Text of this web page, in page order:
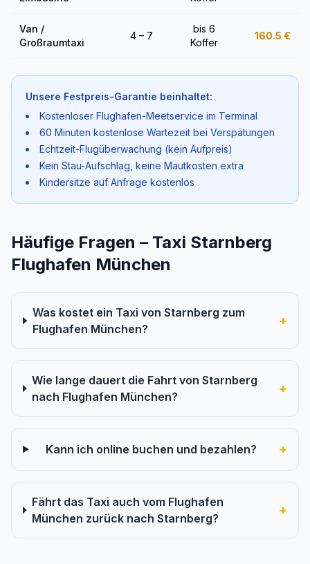
Van /
Großraumtaxi
4 – 7
bis 6
Koffer
160.5 €
Unsere Festpreis-Garantie beinhaltet:
Kostenloser Flughafen-Meetservice im Terminal
60 Minuten kostenlose Wartezeit bei Verspätungen
Echtzeit-Flugüberwachung (kein Aufpreis)
Kein Stau-Aufschlag, keine Mautkosten extra
Kindersitze auf Anfrage kostenlos
Häufige Fragen – Taxi Starnberg
Flughafen München
Was kostet ein Taxi von Starnberg zum
Flughafen München?
+
Wie lange dauert die Fahrt von Starnberg
nach Flughafen München?
+
Kann ich online buchen und bezahlen? +
Fährt das Taxi auch vom Flughafen
München zurück nach Starnberg?
+